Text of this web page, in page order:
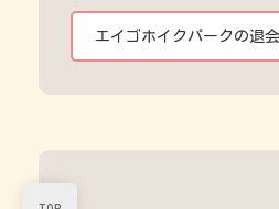
エイゴホイクパークの退